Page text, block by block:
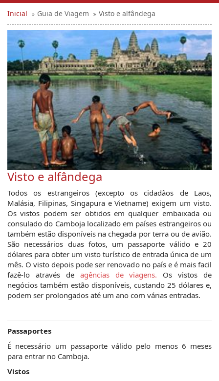
Inicial Guia de Viagem Visto e alfândega
Visto e alfândega
Todos os estrangeiros (excepto os cidadãos de Laos,
Malásia, Filipinas, Singapura e Vietname) exigem um visto.
Os vistos podem ser obtidos em qualquer embaixada ou
consulado do Camboja localizado em países estrangeiros ou
também estão disponíveis na chegada por terra ou de avião.
São necessários duas fotos, um passaporte válido e 20
dólares para obter um visto turístico de entrada única de um
mês. O visto depois pode ser renovado no país e é mais facil
fazê-lo através de agências de viagens. Os vistos de
negócios também estão disponíveis, custando 25 dólares e,
podem ser prolongados até um ano com várias entradas.
Passaportes
É necessário um passaporte válido pelo menos 6 meses
para entrar no Camboja.
Vistos